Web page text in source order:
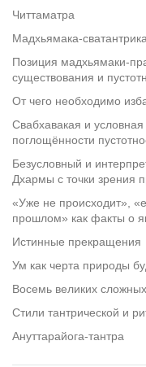
Читтаматра
Мадхьямака-сватантрика
Позиция мадхьямаки-
существования и
От чего необходимо
Свабхавакая и
поглощённости
Безусловный и
Дхармы с точки зрения
«Уже не происходит»,
прошлом» как факты о
Истинные прекращения
Ум как черта природы
Восемь великих
Стили тантрической и
Ануттарайога-тантра